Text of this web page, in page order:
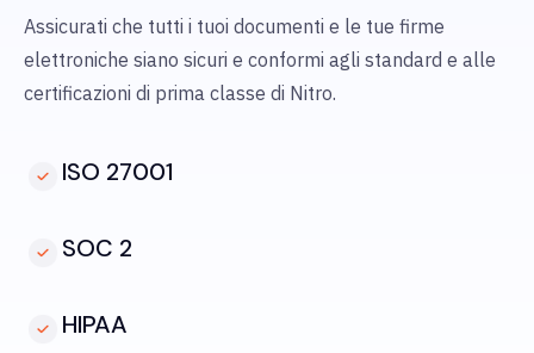
Assicurati che tutti i tuoi documenti e le tue firme
elettroniche siano sicuri e conformi agli standard e alle
certificazioni di prima classe di Nitro.
ISO 27001
SOC 2
HIPAA